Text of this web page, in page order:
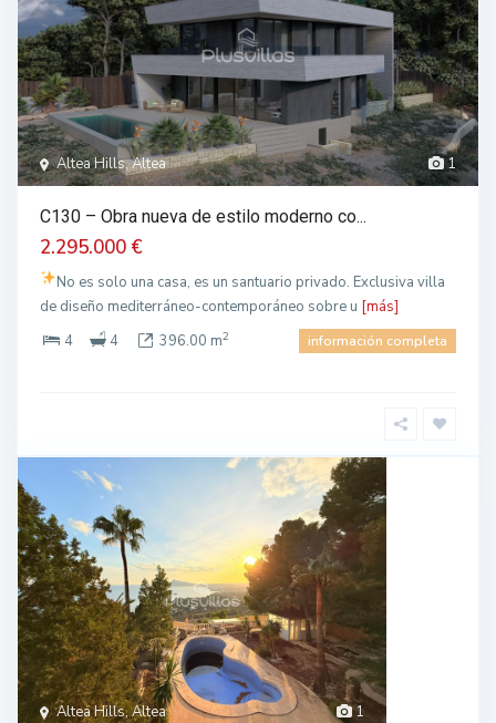
1
Altea Hills, Altea
C130 – Obra nueva de estilo moderno co...
2.295.000 €
No es solo una casa, es un santuario privado. Exclusiva villa
de diseño mediterráneo-contemporáneo sobre u [más]
4
4 396.00 m2 información completa
1
Altea Hills, Altea